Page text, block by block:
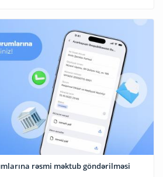
rəsmi məktub göndərilməsi